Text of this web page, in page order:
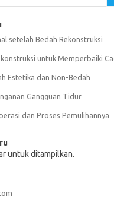
setelah Bedah Rekonstruksi
untuk Memperbaiki
Estetika dan Non-Bedah
Gangguan Tidur
dan Proses Pemulihannya
untuk ditampilkan.